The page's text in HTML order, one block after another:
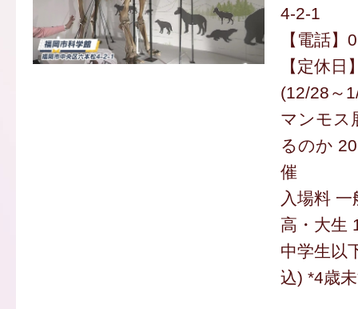
4-2-1
【電話
【定休
(12/28～
マンモス
るのか
催
入場料
高・大生
中学生以
込) *4歳